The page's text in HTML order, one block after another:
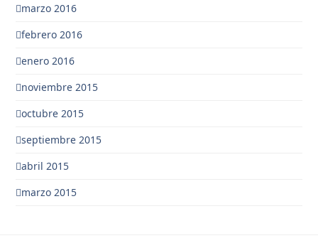
marzo 2016
febrero 2016
enero 2016
noviembre 2015
octubre 2015
septiembre 2015
abril 2015
marzo 2015